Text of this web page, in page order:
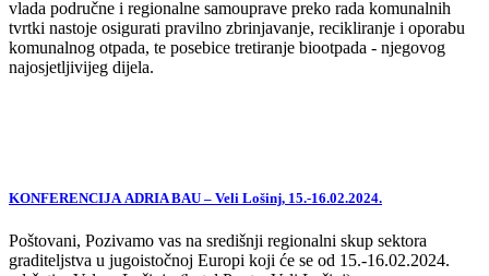
vlada područne i regionalne samouprave preko rada komunalnih
tvrtki nastoje osigurati pravilno zbrinjavanje, recikliranje i oporabu
komunalnog otpada, te posebice tretiranje biootpada - njegovog
najosjetljivijeg dijela.
KONFERENCIJA ADRIA BAU – Veli Lošinj, 15.-16.02.2024.
Poštovani, Pozivamo vas na središnji regionalni skup sektora
graditeljstva u jugoistočnoj Europi koji će se od 15.-16.02.2024.